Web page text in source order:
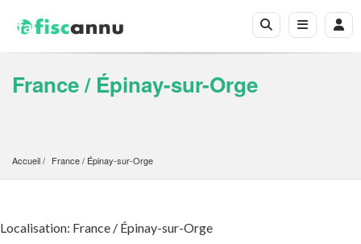
France / Épinay-sur-Orge
Accueil France / Épinay-sur-Orge
Localisation: France / Épinay-sur-Orge